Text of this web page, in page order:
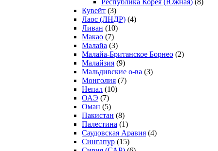
Кувейт (3)
Лаос (ЛНДР) (4)
Ливан (10)
Макао (7)
Малайа (3)
Малайа-Британское Борнео (2)
Малайзия (9)
Мальдивские о-ва (3)
Монголия (7)
Непал (10)
ОАЭ (7)
Оман (5)
Пакистан (8)
Палестина (1)
Саудовская Аравия (4)
Сингапур (15)